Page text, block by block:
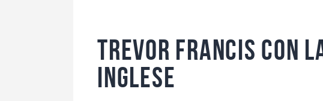
Trevor Francis con
inglese